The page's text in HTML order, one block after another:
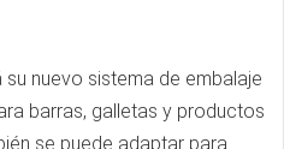
nuevo sistema de embalaje
barras, galletas y productos
se puede adaptar para